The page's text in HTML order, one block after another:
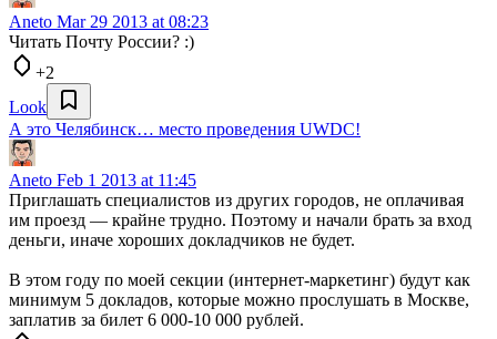
Aneto Mar 29 2013 at 08:23
Читать Почту России? :)
+2
Look
А это Челябинск… место проведения UWDC!
Aneto Feb 1 2013 at 11:45
Приглашать специалистов из других городов, не оплачивая
им проезд — крайне трудно. Поэтому и начали брать за вход
деньги, иначе хороших докладчиков не будет.
В этом году по моей секции (интернет-маркетинг) будут как
минимум 5 докладов, которые можно прослушать в Москве,
заплатив за билет 6 000-10 000 рублей.